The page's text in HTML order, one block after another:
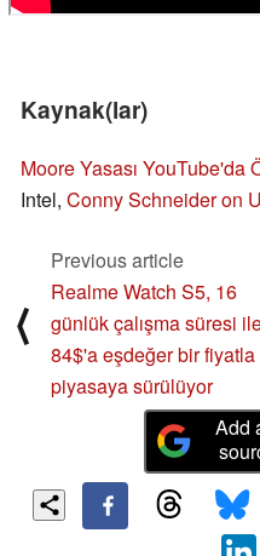
Kaynak(lar)
Moore Yasası YouTube'da
Intel, Conny Schneider on
⟨
Previous article
Realme Watch S5, 16
günlük çalışma süresi
84$'a eşdeğer bir fiyatla
piyasaya sürülüyor
Add